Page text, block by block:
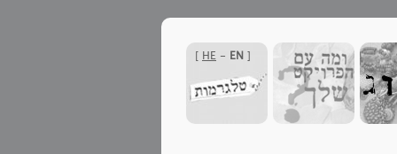
[
HE - EN
]